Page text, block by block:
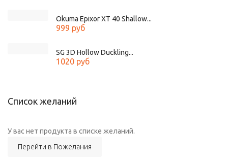
Okuma Epixor XT 40 Shallow...
999 руб
SG 3D Hollow Duckling...
1020 руб
Список желаний
У вас нет продукта в списке желаний.
Перейти в Пожелания